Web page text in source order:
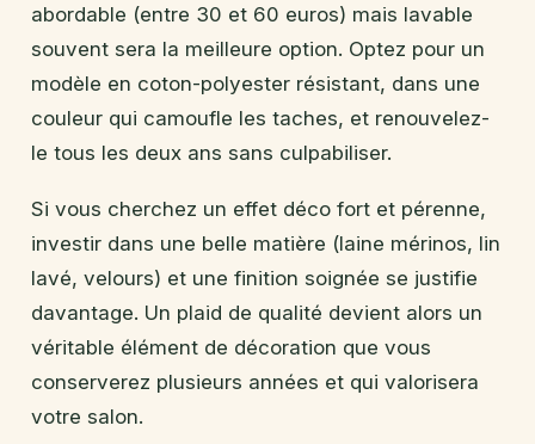
abordable (entre 30 et 60 euros) mais lavable
souvent sera la meilleure option. Optez pour un
modèle en coton-polyester résistant, dans une
couleur qui camoufle les taches, et renouvelez-
le tous les deux ans sans culpabiliser.
Si vous cherchez un effet déco fort et pérenne,
investir dans une belle matière (laine mérinos, lin
lavé, velours) et une finition soignée se justifie
davantage. Un plaid de qualité devient alors un
véritable élément de décoration que vous
conserverez plusieurs années et qui valorisera
votre salon.